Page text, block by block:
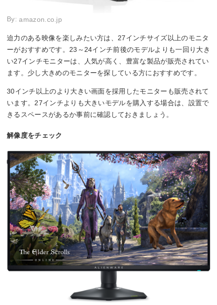
By:amazon.co.jp
迫力のある映像を楽しみたい方は、27インチサイズ以上のモニタ
ーがおすすめです。23～24インチ前後のモデルよりも一回り大き
い27インチモニターは、人気が高く、豊富な製品が販売されてい
ます。少し大きめのモニターを探している方におすすめです。
30インチ以上のより大きい画面を採用したモニターも販売されて
います。27インチよりも大きいモデルを購入する場合は、設置で
きるスペースがあるか事前に確認しておきましょう。
解像度をチェック